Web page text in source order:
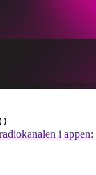
i appen: